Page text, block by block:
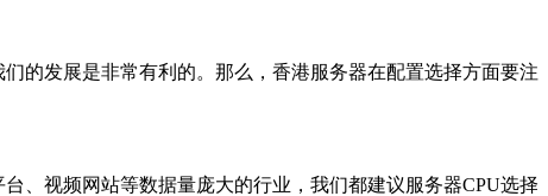
的发展是非常有利的。那么，香港服务器在配置选择方面要注
、视频网站等数据量庞大的行业，我们都建议服务器CPU选择